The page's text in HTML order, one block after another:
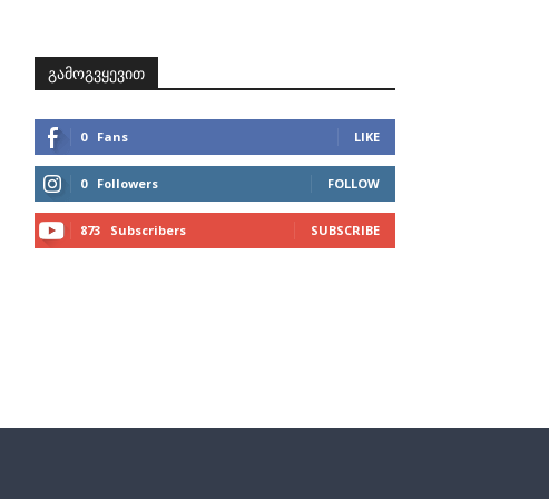
გამოგვყევით
0 Fans LIKE
0 Followers FOLLOW
873 Subscribers SUBSCRIBE